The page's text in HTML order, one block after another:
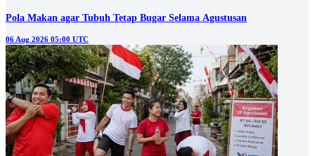
Pola Makan agar Tubuh Tetap Bugar Selama Agustusan
06 Aug 2026 05:00 UTC